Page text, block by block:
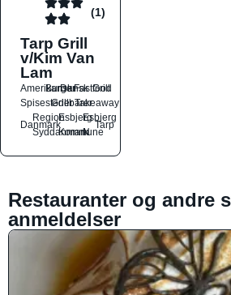
(1)
Tarp Grill
v/Kim Van
Lam
Amerikansk
BurgerDanskFastfood
Grill
SpisestederGrillbarerTakeaway
Danmark
Region
Syddanmark
Esbjerg
Kommune
Esbjerg
N
Tarp
Restauranter og andre
anmeldelser